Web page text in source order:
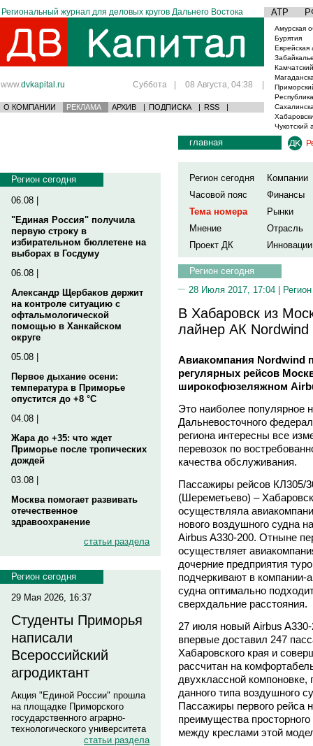
Региональный журнал для деловых кругов Дальнего Востока АТР
www.dvkapital.ru Суббота | 08 Августа, 04:38 |
О КОМПАНИИ РЕКЛАМА АРХИВ | ПОДПИСКА | RSS |
Амурская
Бурятия
Еврейская
Чукотский
Регион сегодня
06.08 |
"Единая Россия" получила
первую строку в
избирательном бюллетене на
выборах в Госдуму
06.08 |
Александр Щербаков держит
на контроле ситуацию с
офтальмологической
помощью в Ханкайском
округе
05.08 |
Первое дыхание осени:
температура в Приморье
опустится до +8 °C
04.08 |
Жара до +35: что ждет
Приморье после тропических
дождей
03.08 |
Москва помогает развивать
отечественное
здравоохранение
статьи раздела
Регион сегодня
29 Мая 2026, 16:37
Студенты Приморья
написали
Всероссийский
агродиктант
Акция "Единой России" прошла
на площадке Приморского
государственного аграрно-
технологического университета
статьи раздела
главная
Регион сегодня
Компании
Часовой пояс
Финансы
Тема номера
Рынки
Мнение
Отрасль
Проект ДК
Инновации
Регион сегодня
28 Июля 2017, 17:04 |
В Хабаровск из
лайнер АК Nordwind
Авиакомпания Nordwind
регулярных рейсов
широкофюзеляжном
Это наиболее популярное
Дальневосточного
региона интересны все
перевозок по
качества обслуживания.
Пассажиры рейсов КЛ305/
(Шереметьево) –
осуществляла
нового воздушного судна
Airbus A330-200. Отныне
осуществляет
дочерние предприятия
подчеркивают в компании-
судна оптимально
сверхдальние расстояния.
27 июля новый Airbus
впервые доставил 247
Хабаровского края и
рассчитан на
двухклассной
данного типа воздушного
Пассажиры первого рейса
преимущества
между креслами этой